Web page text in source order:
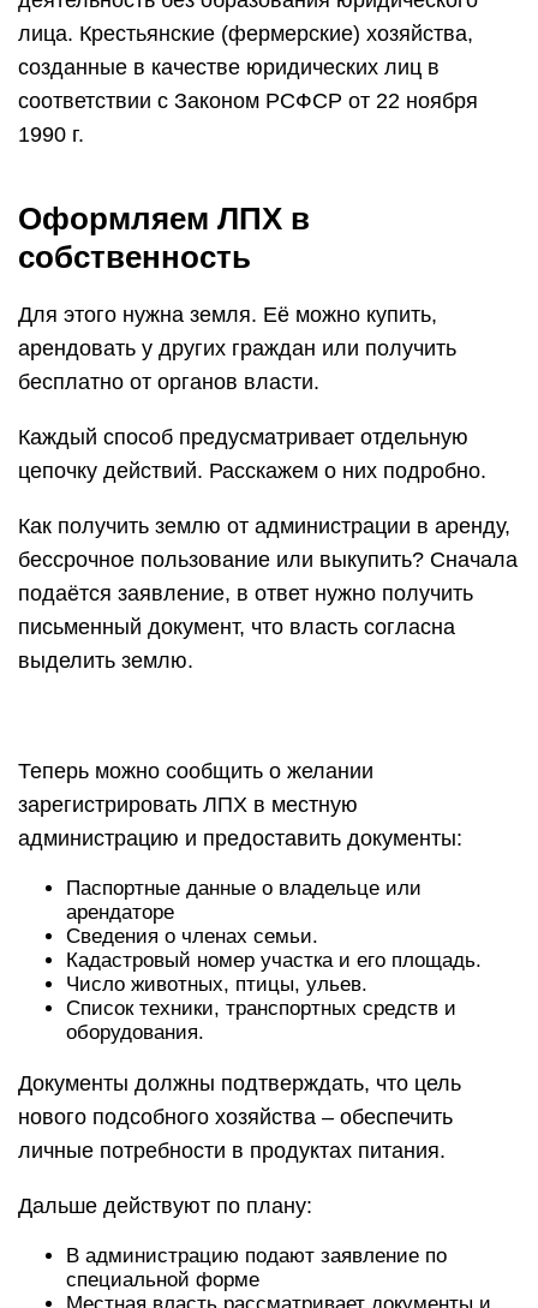
лица. Крестьянские (фермерские) хозяйства,
созданные в качестве юридических лиц в
соответствии с Законом РСФСР от 22 ноября
1990 г.
Оформляем ЛПХ в
собственность
Для этого нужна земля. Её можно купить,
арендовать у других граждан или получить
бесплатно от органов власти.
Каждый способ предусматривает отдельную
цепочку действий. Расскажем о них подробно.
Как получить землю от администрации в аренду,
бессрочное пользование или выкупить? Сначала
подаётся заявление, в ответ нужно получить
письменный документ, что власть согласна
выделить землю.
Теперь можно сообщить о желании
зарегистрировать ЛПХ в местную
администрацию и предоставить документы:
Паспортные данные о владельце или
арендаторе
Сведения о членах семьи.
Кадастровый номер участка и его площадь.
Число животных, птицы, ульев.
Список техники, транспортных средств и
оборудования.
Документы должны подтверждать, что цель
нового подсобного хозяйства – обеспечить
личные потребности в продуктах питания.
Дальше действуют по плану:
В администрацию подают заявление по
специальной форме